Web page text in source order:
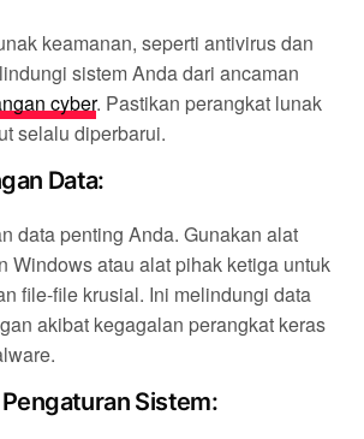
keamanan, seperti antivirus dan
sistem Anda dari ancaman
cyber. Pastikan perangkat lunak
selalu diperbarui.
Data:
data penting Anda. Gunakan alat
Windows atau alat pihak ketiga untuk
file-file krusial. Ini melindungi data
akibat kegagalan perangkat keras
Sistem: